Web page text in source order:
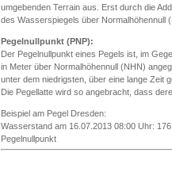
umgebenden Terrain aus. Erst durch die
des Wasserspiegels über Normalhöhennull
Pegelnullpunkt (PNP):
Der Pegelnullpunkt eines Pegels ist, im
in Meter über Normalhöhennull (NHN)
unter dem niedrigsten, über eine lange Zeit
Die Pegellatte wird so angebracht, dass
Beispiel am Pegel Dresden:
Wasserstand am 16.07.2013 08:00 Uhr:
Pegelnullpunkt